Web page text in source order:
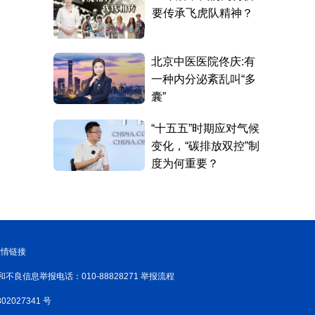
链接
不良信息举报电话：010-88828271 举报流程
号